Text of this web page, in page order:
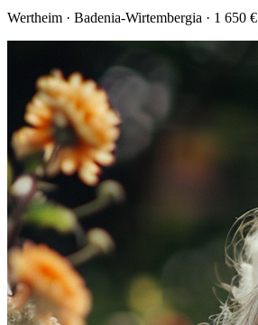
Wertheim · Badenia-Wirtembergia · 1 650 €